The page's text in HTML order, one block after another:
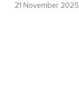
21 November 2025